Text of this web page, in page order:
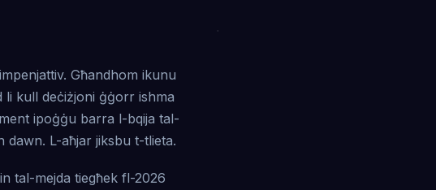
Għandhom ikunu
li kull deċiżjoni ġġorr ishma
ipoġġu barra l-bqija tal-
dawn. L-aħjar jiksbu t-tlieta.
tal-mejda tiegħek fl-2026